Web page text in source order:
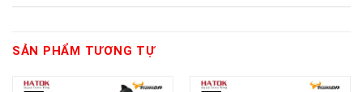
SẢN PHẨM TƯƠNG TỰ